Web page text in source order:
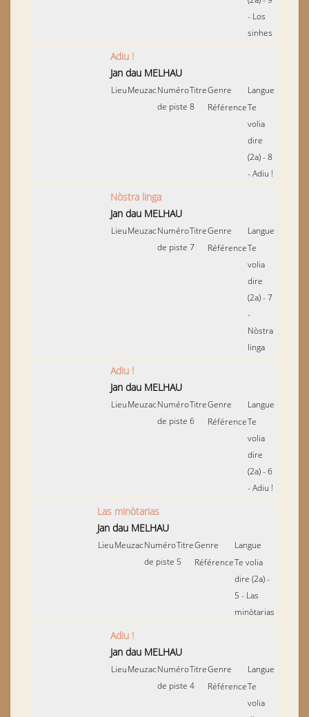
- Los
sinhes
Adiu !
Jan dau MELHAU
LieuMeuzacNuméro
de piste
Titre
8
Genre
Langue
RéférenceTe
volia
dire
(2a) - 8
- Adiu !
Nòstra linga
Jan dau MELHAU
LieuMeuzacNuméro
de piste
Titre
7
Genre
Langue
RéférenceTe
volia
dire
(2a) - 7
-
Nòstra
linga
Adiu !
Jan dau MELHAU
LieuMeuzacNuméro
de piste
Titre
6
Genre
Langue
RéférenceTe
volia
dire
(2a) - 6
- Adiu !
Las minòtarias
Jan dau MELHAU
LieuMeuzacNuméro
de piste
Titre
5
Genre
Langue
RéférenceTe volia
dire (2a) -
5 - Las
minòtarias
Adiu !
Jan dau MELHAU
LieuMeuzacNuméro
de piste
Titre
4
Genre
Langue
RéférenceTe
volia